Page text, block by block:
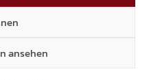
ansehen